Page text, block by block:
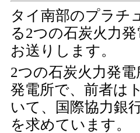
タイ南部のプラチ
る2つの石炭火力
お送りします。
2つの石炭火力発
発電所で、前者は
いて、国際協力銀
を求めています。